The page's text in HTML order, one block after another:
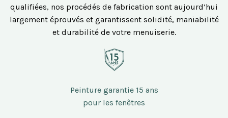
qualifiées, nos procédés de fabrication sont aujourd’hui
largement éprouvés et garantissent solidité, maniabilité
et durabilité de votre menuiserie.
Peinture garantie 15 ans
pour les fenêtres